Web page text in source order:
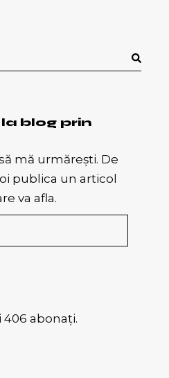
blog prin
mă urmărești. De
publica un articol
va afla.
abonați.